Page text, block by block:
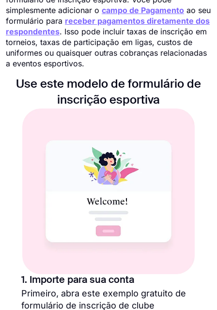
simplesmente adicionar o campo de Pagamento ao seu
formulário para receber pagamentos diretamente dos
respondentes. Isso pode incluir taxas de inscrição em
torneios, taxas de participação em ligas, custos de
uniformes ou quaisquer outras cobranças relacionadas
a eventos esportivos.
Use este modelo de formulário de
inscrição esportiva
1. Importe para sua conta
Primeiro, abra este exemplo gratuito de
formulário de inscrição de clube